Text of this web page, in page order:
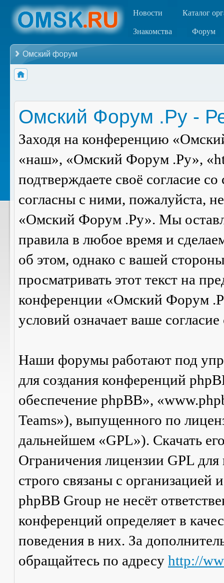
Новости Каталог
Знакомства Форум
Омский форум
Омский Форум .Ру -
Заходя на конференцию
«наш», «Омский Форум .Ру»,
подтверждаете своё согласие
согласны с ними, пожалуйста,
«Омский Форум .Ру». Мы
правила в любое время и
об этом, однако с вашей
просматривать этот текст на
конференции «Омский Форум
условий означает ваше
Наши форумы работают под
для создания конференций
обеспечение phpBB»,
Teams»), выпущенного по
дальнейшем «GPL»). Скачать
Ограничения лицензии GPL
строго связаны с
phpBB Group не несёт
конференций определяет в
поведения в них. За
обращайтесь по адресу http://